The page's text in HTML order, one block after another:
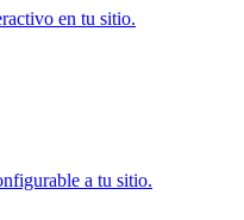
en tu sitio.
a tu sitio.